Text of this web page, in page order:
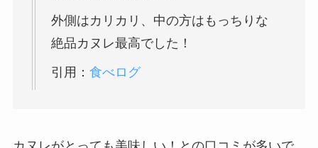
外側はカリカリ、中の方はもっちりな
絶品カヌレ最高でした！
引用： 食べログ